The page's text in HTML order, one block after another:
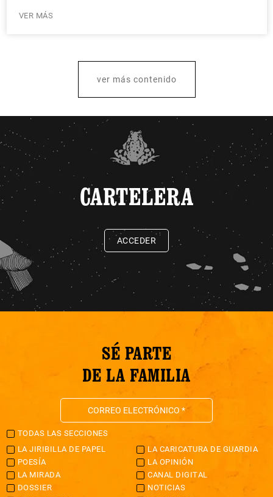
VER MÁS
ver más contenido
CARTELERA
ACCEDER
SÉ PARTE
DE LA FAMILIA
TODAS LAS SECCIONES
LA JIRIBILLA DE PAPEL
LA CARICATURA DE GUARDIA
POESÍA
LA OPINIÓN
LA MIRADA
CANAL DIGITAL
DOSSIER
NOTICIAS